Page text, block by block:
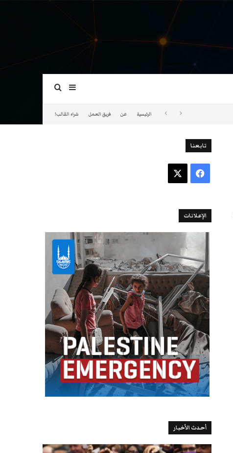
إضافة عمود جانبي
بحث عن
الرئيسية عن فريق العمل شراء القالب!
تابعنا
فيسبوك
الإعلانات
أحدث الأخبار